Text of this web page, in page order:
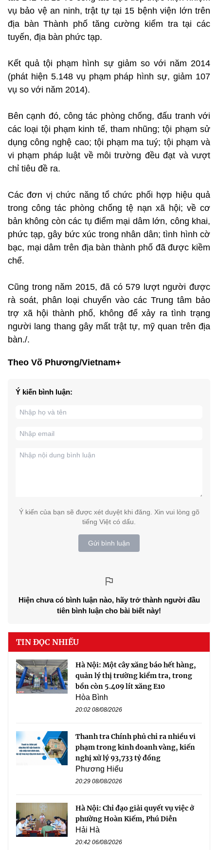
vụ bảo vệ an ninh, trật tự tại 15 bệnh viện lớn trên
địa bàn Thành phố tăng cường kiểm tra tại các
tuyến, địa bàn phức tạp.
Kết quả tội phạm hình sự giảm so với năm 2014
(phát hiện 5.148 vụ phạm pháp hình sự, giảm 107
vụ so với năm 2014).
​Bên cạnh đó, công tác phòng chống, đấu tranh với
các loại tội phạm kinh tế, tham nhũng; tội phạm sử
dụng công nghệ cao; tội phạm ma tuý; tội phạm và
vi phạm pháp luật về môi trường đều đạt và vượt
chỉ tiêu đề ra.
Các đơn vị chức năng tổ chức phối hợp hiệu quả
trong công tác phòng chống tệ nạn xã hội; về cơ
bản không còn các tụ điểm mại dâm lớn, công khai,
phức tạp, gây bức xúc trong nhân dân; tình hình cờ
bạc, mại dâm trên địa bàn thành phố đã được kiềm
chế.
​Cũng trong năm 2015, đã có 579 lượt người được
rà soát, phân loại chuyển vào các Trung tâm bảo
trợ xã hội ​thành phố, không để xảy ra tình trạng
người lang thang gây mất trật tự, mỹ quan trên địa
bàn./.
Theo Võ Phương/Vietnam+
Ý kiến bình luận:
Ý kiến của bạn sẽ được xét duyệt khi đăng. Xin vui lòng gõ
tiếng Việt có dấu.
Gửi bình luận
Hiện chưa có bình luận nào, hãy trở thành người đầu
tiên bình luận cho bài biết này!
TIN ĐỌC NHIỀU
Hà Nội: Một cây xăng báo hết hàng,
quản lý thị trường kiểm tra, trong
bồn còn 5.409 lít xăng E10
Hòa Bình
20:02 08/08/2026
Thanh tra Chính phủ chỉ ra nhiều vi
phạm trong kinh doanh vàng, kiến
nghị xử lý 93,733 tỷ đồng
Phương Hiếu
20:29 08/08/2026
Hà Nội: Chỉ đạo giải quyết vụ việc ở
phường Hoàn Kiếm, Phú Diễn
Hải Hà
20:42 06/08/2026